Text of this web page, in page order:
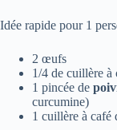
Idée rapide pour 1
2 œufs
1/4 de cuillère à
1 pincée de
curcumine)
1 cuillère à café